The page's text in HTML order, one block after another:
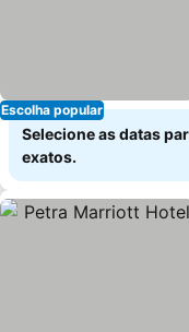
Escolha popular
Selecione as datas
exatos.